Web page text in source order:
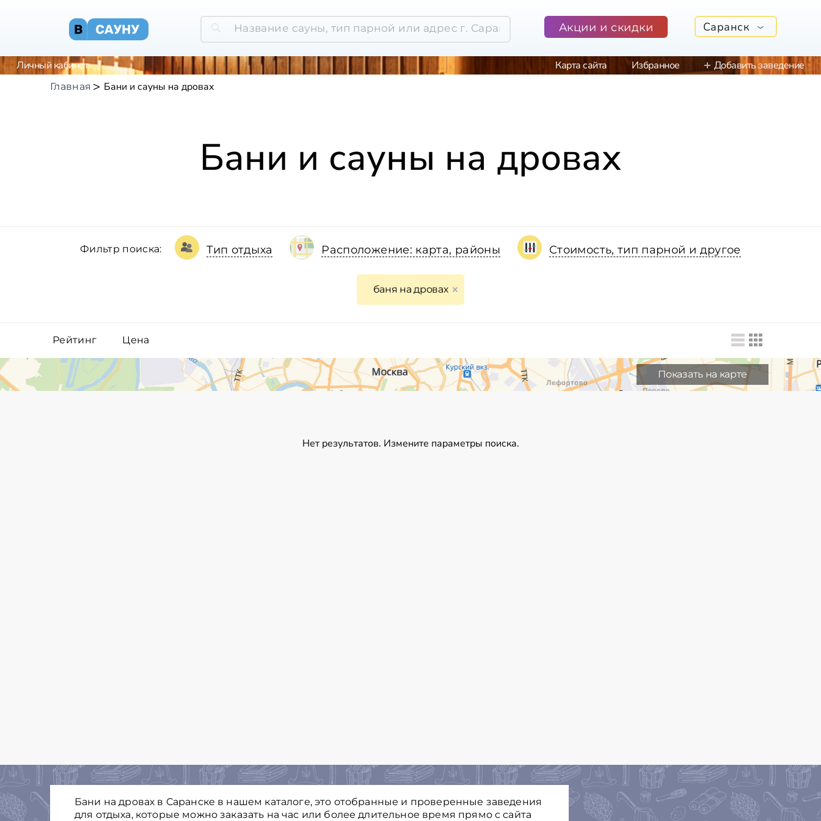
Акции и скидки Саранск
Личный кабинет Карта сайта Избранное Добавить заведение
Главная Бани и сауны на дровах
Бани и сауны на дровах
Фильтр поиска: Тип отдыха Расположение: карта, районы Стоимость, тип парной и другое
баня на дровах
Рейтинг Цена
Показать на карте
Нет результатов. Измените параметры поиска.
Бани на дровах в Саранске в нашем каталоге, это отобранные и проверенные заведения
для отдыха, которые можно заказать на час или более длительное время прямо с сайта